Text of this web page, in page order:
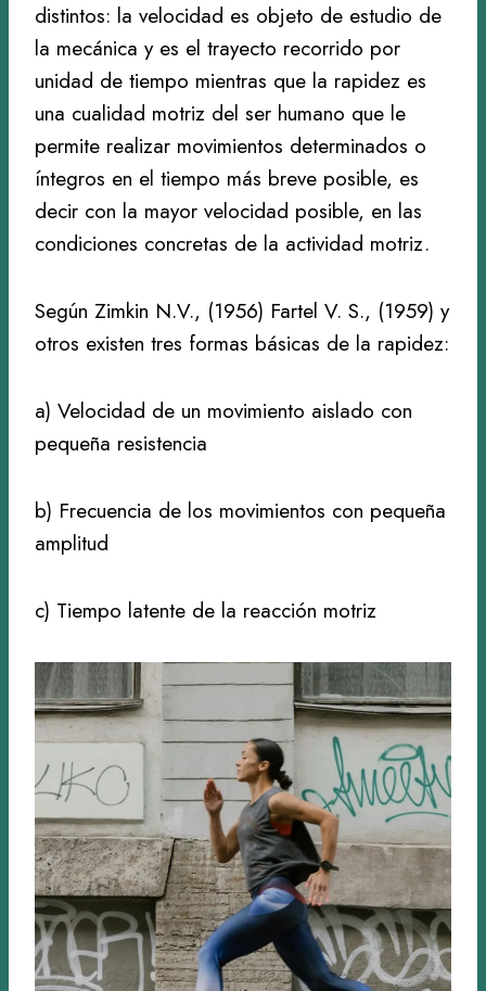
distintos: la velocidad es objeto de estudio de
la mecánica y es el trayecto recorrido por
unidad de tiempo mientras que la rapidez es
una cualidad motriz del ser humano que le
permite realizar movimientos determinados o
íntegros en el tiempo más breve posible, es
decir con la mayor velocidad posible, en las
condiciones concretas de la actividad motriz.
Según Zimkin N.V., (1956) Fartel V. S., (1959) y
otros existen tres formas básicas de la rapidez:
a) Velocidad de un movimiento aislado con
pequeña resistencia
b) Frecuencia de los movimientos con pequeña
amplitud
c) Tiempo latente de la reacción motriz